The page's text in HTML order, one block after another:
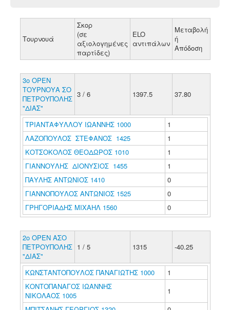
Τουρνουά
Σκορ
(σε
αξιολογημένες
παρτίδες)
ELO
αντιπάλων
Μεταβολή
ή
Απόδοση
3ο ΟΡΕΝ
ΤΟΥΡΝΟΥΑ ΣΟ
ΠΕΤΡΟΥΠΟΛΗΣ
"ΔΙΑΣ"
3 / 6 1397.5 37.80
ΤΡΙΑΝΤΑΦΥΛΛΟΥ ΙΩΑΝΝΗΣ 1000
1
ΛΑΖΟΠΟΥΛΟΣ ΣΤΕΦΑΝΟΣ 1425
1
ΚΟΤΣΟΚΟΛΟΣ ΘΕΟΔΩΡΟΣ 1010
1
ΓΙΑΝΝΟΥΛΗΣ ΔΙΟΝΥΣΙΟΣ 1455
1
ΠΑΥΛΗΣ ΑΝΤΩΝΙΟΣ 1410
0
ΓΙΑΝΝΟΠΟΥΛΟΣ ΑΝΤΩΝΙΟΣ 1525
0
ΓΡΗΓΟΡΙΑΔΗΣ ΜΙΧΑΗΛ 1560
0
2o ΟΡΕΝ ΑΣΟ
ΠΕΤΡΟΥΠΟΛΗΣ
"ΔΙΑΣ"
1 / 5 1315 -40.25
ΚΩΝΣΤΑΝΤΟΠΟΥΛΟΣ ΠΑΝΑΓΙΩΤΗΣ 1000
1
ΚΟΝΤΟΠΑΝΑΓΟΣ ΙΩΑΝΝΗΣ
ΝΙΚΟΛΑΟΣ 1005
1